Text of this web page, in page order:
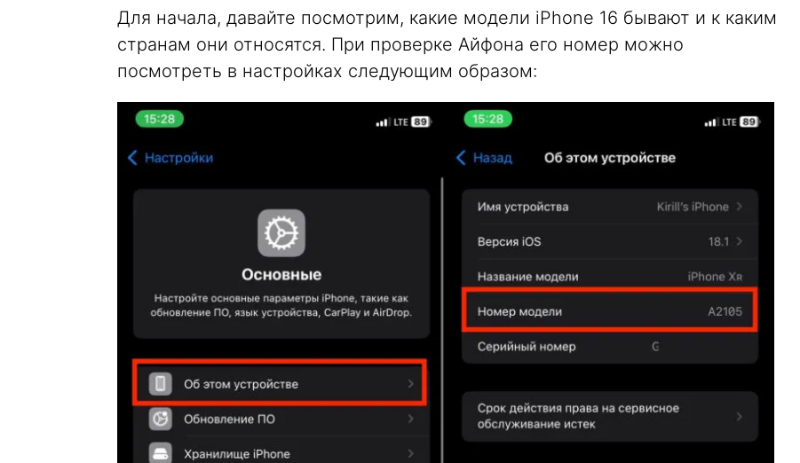
Для начала, давайте посмотрим, какие модели iPhone 16 бывают и к каким
странам они относятся. При проверке Айфона его номер можно
посмотреть в настройках следующим образом: